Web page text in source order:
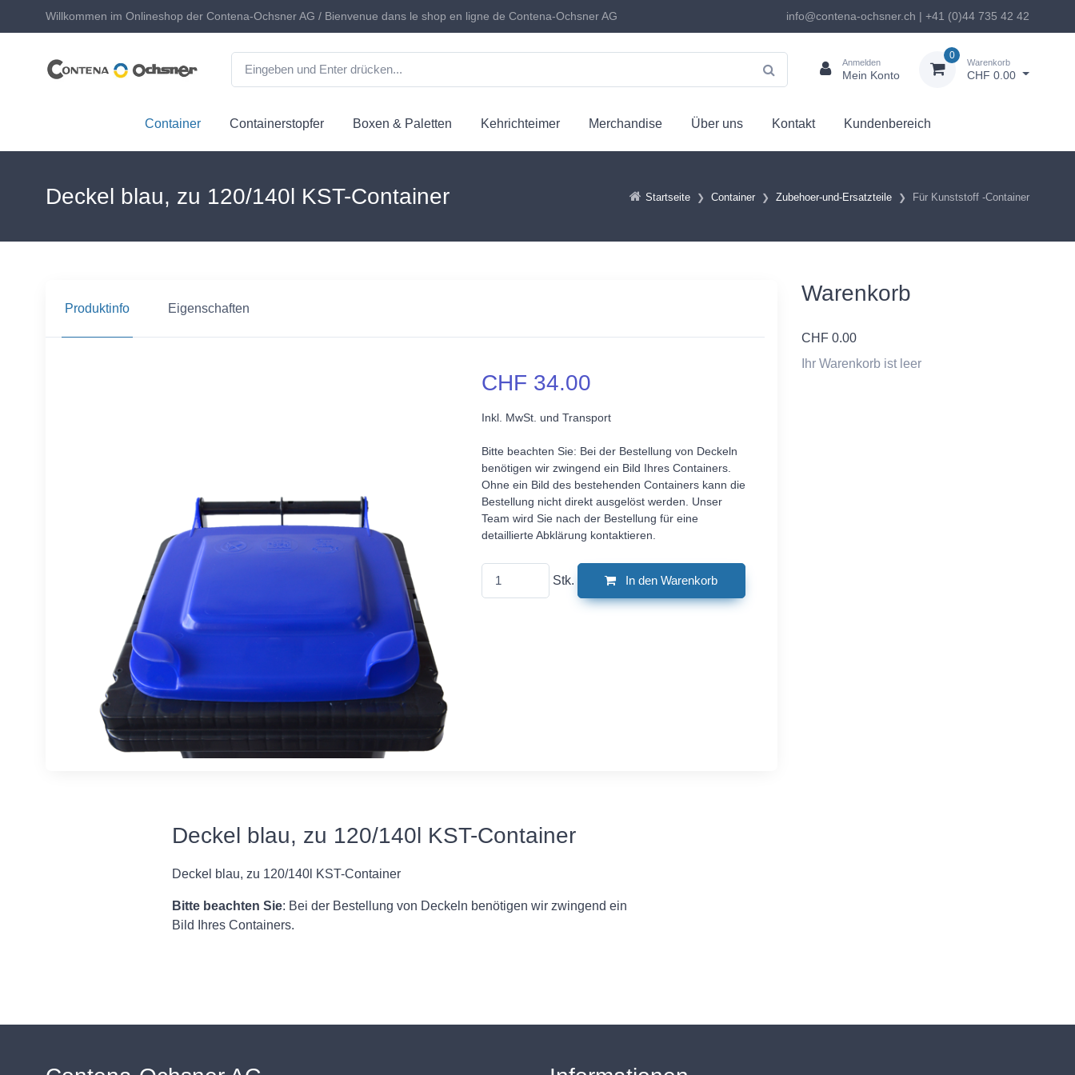
Willkommen im Onlineshop der Contena-Ochsner AG / Bienvenue dans le shop en ligne de Contena-Ochsner AG info@contena-ochsner.ch | +41 (0)44 735 42 42
Anmelden
Mein Konto
0
Warenkorb
CHF 0.00
Container Containerstopfer Boxen & Paletten Kehrichteimer Merchandise Über uns Kontakt Kundenbereich
Startseite Container Zubehoer-und-Ersatzteile Für Kunststoff -Container
Deckel blau, zu 120/140l KST-Container
Produktinfo Eigenschaften
CHF 34.00
Inkl. MwSt. und Transport
Bitte beachten Sie: Bei der Bestellung von Deckeln
benötigen wir zwingend ein Bild Ihres Containers.
Ohne ein Bild des bestehenden Containers kann die
Bestellung nicht direkt ausgelöst werden. Unser
Team wird Sie nach der Bestellung für eine
detaillierte Abklärung kontaktieren.
Stk. In den Warenkorb
Deckel blau, zu 120/140l KST-Container
Deckel blau, zu 120/140l KST-Container
Bitte beachten Sie: Bei der Bestellung von Deckeln benötigen wir zwingend ein
Bild Ihres Containers.
Warenkorb
CHF 0.00
Ihr Warenkorb ist leer